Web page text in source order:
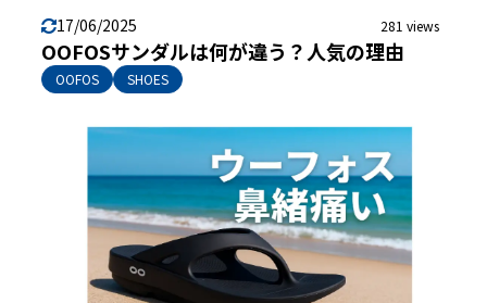
17/06/2025 281 views
OOFOSサンダルは何が違う？人気の理由
OOFOS SHOES